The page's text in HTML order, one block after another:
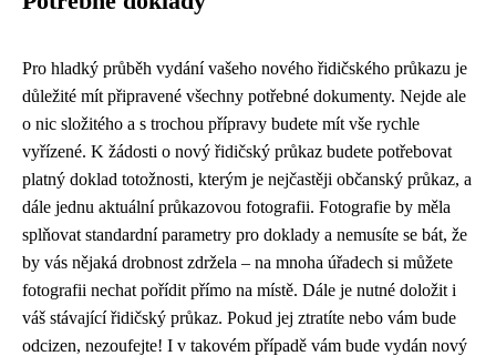
Pro hladký průběh vydání vašeho nového řidičského průkazu je
důležité mít připravené všechny potřebné dokumenty. Nejde ale
o nic složitého a s trochou přípravy budete mít vše rychle
vyřízené. K žádosti o nový řidičský průkaz budete potřebovat
platný doklad totožnosti, kterým je nejčastěji občanský průkaz, a
dále jednu aktuální průkazovou fotografii. Fotografie by měla
splňovat standardní parametry pro doklady a nemusíte se bát, že
by vás nějaká drobnost zdržela – na mnoha úřadech si můžete
fotografii nechat pořídit přímo na místě. Dále je nutné doložit i
váš stávající řidičský průkaz. Pokud jej ztratíte nebo vám bude
odcizen, nezoufejte! I v takovém případě vám bude vydán nový